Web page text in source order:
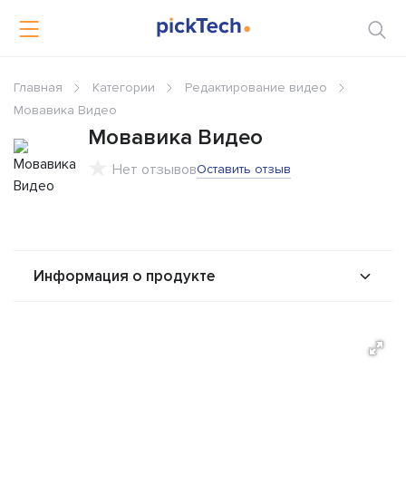
Главная Категории
Редактирование видео
Мовавика Видео
Мовавика Видео
Нет отзывовОставить отзыв
Информация о продукте